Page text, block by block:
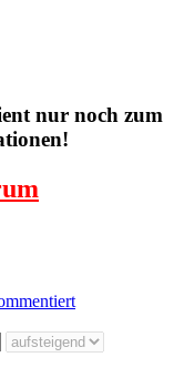
nur noch zum